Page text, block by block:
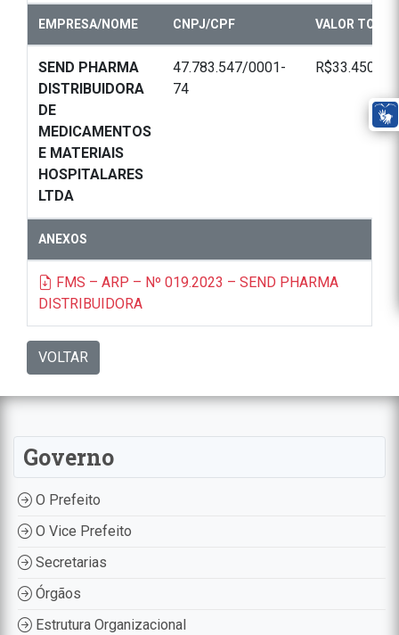
EMPRESA/NOME CNPJ/CPF VALOR TOTAL
SEND PHARMA
DISTRIBUIDORA
DE
MEDICAMENTOS
E MATERIAIS
HOSPITALARES
LTDA
47.783.547/0001-
74
R$33.450,00
ANEXOS
FMS – ARP – Nº 019.2023 – SEND PHARMA
DISTRIBUIDORA
VOLTAR
Governo
O Prefeito
O Vice Prefeito
Secretarias
Órgãos
Estrutura Organizacional